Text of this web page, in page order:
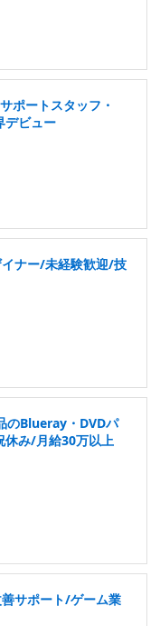
ポートスタッフ・
デビュー
イナー/未経験歓迎/技
のBlueray・DVDパ
休み/月給30万以上
サポート/ゲーム業